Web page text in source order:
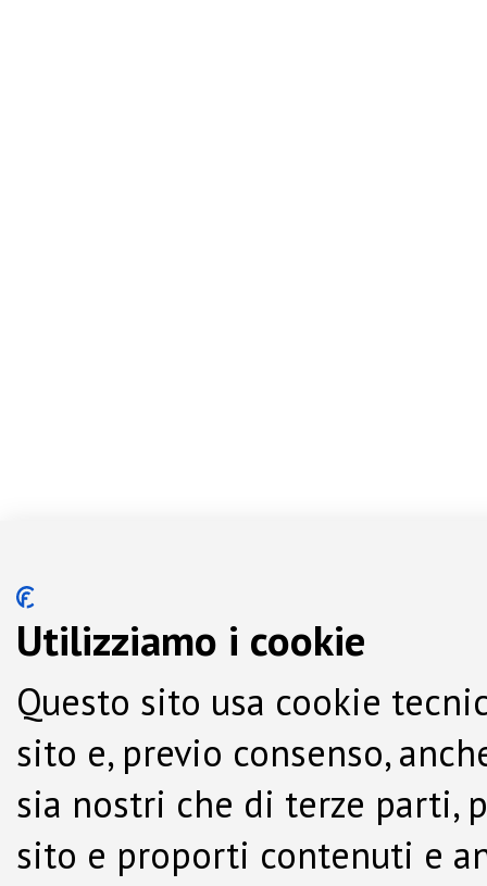
Utilizziamo i cookie
Questo sito usa cookie
sito e, previo consenso,
sia nostri che di terze parti,
sito e proporti contenuti e